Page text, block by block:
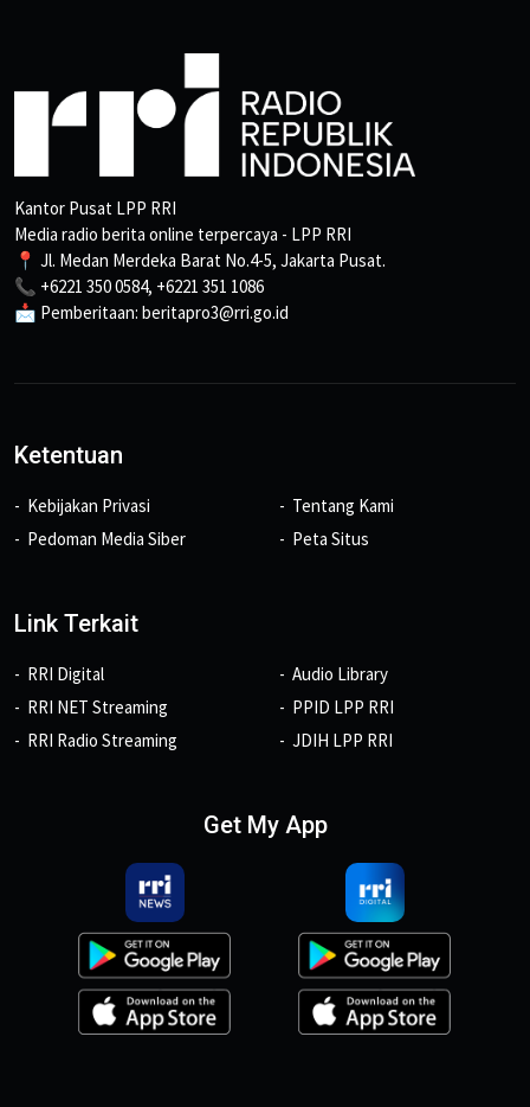
Kantor Pusat LPP RRI
Media radio berita online terpercaya - LPP RRI
📍 Jl. Medan Merdeka Barat No.4-5, Jakarta Pusat.
📞 +6221 350 0584, +6221 351 1086
📩 Pemberitaan: beritapro3@rri.go.id
Ketentuan
Kebijakan Privasi
Pedoman Media Siber
Tentang Kami
Peta Situs
Link Terkait
RRI Digital
RRI NET Streaming
RRI Radio Streaming
Audio Library
PPID LPP RRI
JDIH LPP RRI
Get My App